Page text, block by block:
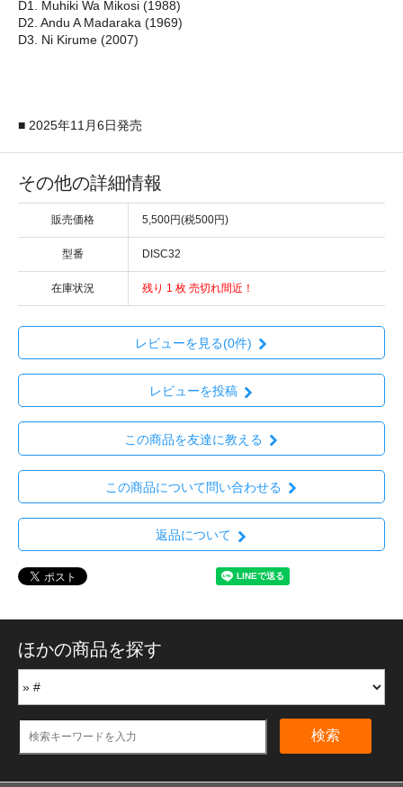
D1. Muhiki Wa Mikosi (1988)
D2. Andu A Madaraka (1969)
D3. Ni Kirume (2007)
■ 2025年11月6日発売
その他の詳細情報
販売価格 5,500円(税500円)
型番 DISC32
在庫状況 残り 1 枚 売切れ間近！
レビューを見る(0件)
レビューを投稿
この商品を友達に教える
この商品について問い合わせる
返品について
ほかの商品を探す
検索